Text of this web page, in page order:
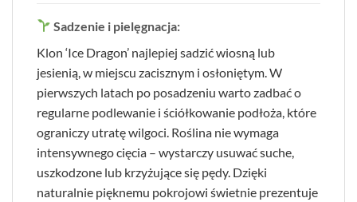
Sadzenie i pielęgnacja:
Klon ‘Ice Dragon’ najlepiej sadzić wiosną lub
jesienią, w miejscu zacisznym i osłoniętym. W
pierwszych latach po posadzeniu warto zadbać o
regularne podlewanie i ściółkowanie podłoża, które
ograniczy utratę wilgoci. Roślina nie wymaga
intensywnego cięcia – wystarczy usuwać suche,
uszkodzone lub krzyżujące się pędy. Dzięki
naturalnie pięknemu pokrojowi świetnie prezentuje